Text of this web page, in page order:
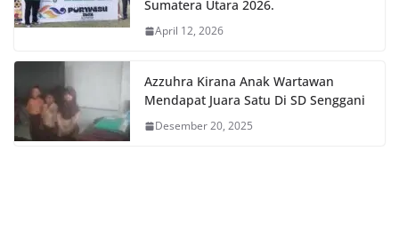
Sumatera Utara 2026.
April 12, 2026
Azzuhra Kirana Anak Wartawan
Mendapat Juara Satu Di SD Senggani
Desember 20, 2025